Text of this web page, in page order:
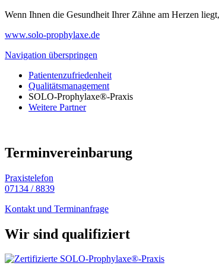
Wenn Ihnen die Gesundheit Ihrer Zähne am Herzen
www.solo-prophylaxe.de
Navigation überspringen
Patientenzufriedenheit
Qualitätsmanagement
SOLO-Prophylaxe®-Praxis
Weitere Partner
Terminvereinbarung
Praxistelefon
07134 / 8839
Kontakt und Terminanfrage
Wir sind qualifiziert